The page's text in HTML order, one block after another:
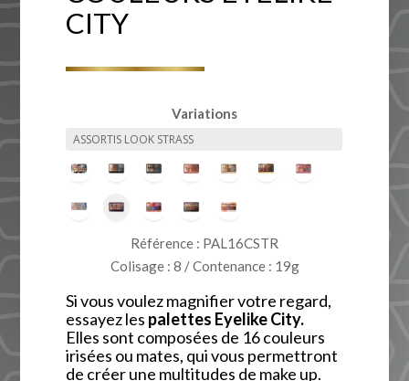
CITY
Variations
Référence : PAL16CSTR
Colisage : 8 / Contenance : 19g
Si vous voulez magnifier votre regard,
essayez les palettes Eyelike City.
Elles sont composées de 16 couleurs
irisées ou mates, qui vous permettront
de créer une multitudes de make up.